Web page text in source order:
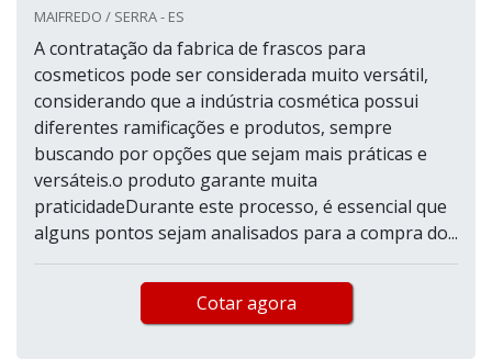
MAIFREDO / SERRA - ES
A contratação da fabrica de frascos para
cosmeticos pode ser considerada muito versátil,
considerando que a indústria cosmética possui
diferentes ramificações e produtos, sempre
buscando por opções que sejam mais práticas e
versáteis.o produto garante muita
praticidadeDurante este processo, é essencial que
alguns pontos sejam analisados para a compra do...
Cotar agora